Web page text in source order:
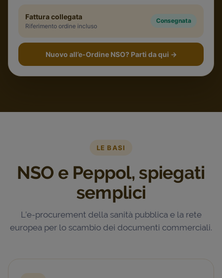
Fattura collegata
Riferimento ordine incluso
Consegnata
Nuovo all’e-Ordine NSO? Parti da qui →
LE BASI
NSO e Peppol, spiegati
semplici
L’e-procurement della sanità pubblica e la rete
europea per lo scambio dei documenti commerciali.